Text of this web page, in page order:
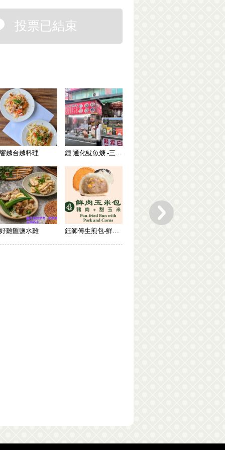
投票已結束
饗越台越料理 鍾 通化魷魚焿 -三種焿
好雞匯鹽水雞 鈺師傅生煎包-鮮肉玉米包